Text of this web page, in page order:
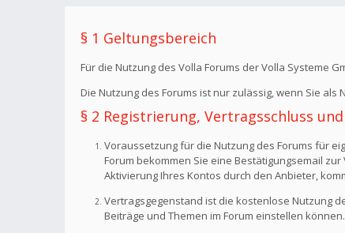
§ 1 Geltungsbereich
Für die Nutzung des Volla Forums der Volla Systeme
Die Nutzung des Forums ist nur zulässig, wenn Sie
§ 2 Registrierung, Vertragsschluss
Voraussetzung für die Nutzung des Forums für
Forum bekommen Sie eine Bestätigungsemail
Aktivierung Ihres Kontos durch den Anbieter,
Vertragsgegenstand ist die kostenlose Nutzung
Beiträge und Themen im Forum einstellen können.